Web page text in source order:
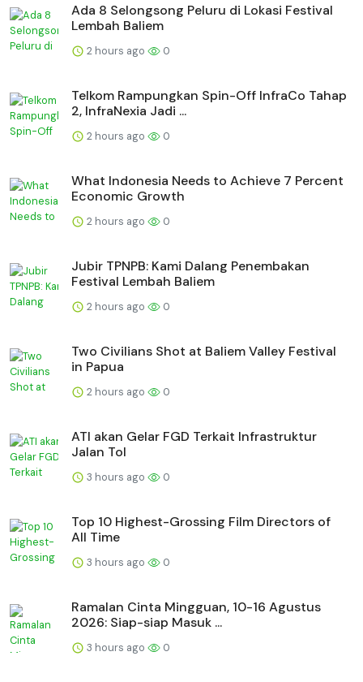
Ada 8 Selongsong Peluru di Lokasi Festival
Lembah Baliem
2 hours ago 0
Telkom Rampungkan Spin-Off InfraCo Tahap
2, InfraNexia Jadi ...
2 hours ago 0
What Indonesia Needs to Achieve 7 Percent
Economic Growth
2 hours ago 0
Jubir TPNPB: Kami Dalang Penembakan
Festival Lembah Baliem
2 hours ago 0
Two Civilians Shot at Baliem Valley Festival
in Papua
2 hours ago 0
ATI akan Gelar FGD Terkait Infrastruktur
Jalan Tol
3 hours ago 0
Top 10 Highest-Grossing Film Directors of
All Time
3 hours ago 0
Ramalan Cinta Mingguan, 10-16 Agustus
2026: Siap-siap Masuk ...
3 hours ago 0